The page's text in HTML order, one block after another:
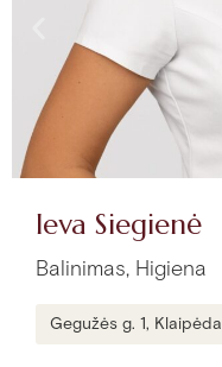
Ieva Siegienė
Balinimas, Higiena
Gegužės g. 1, Klaipėda